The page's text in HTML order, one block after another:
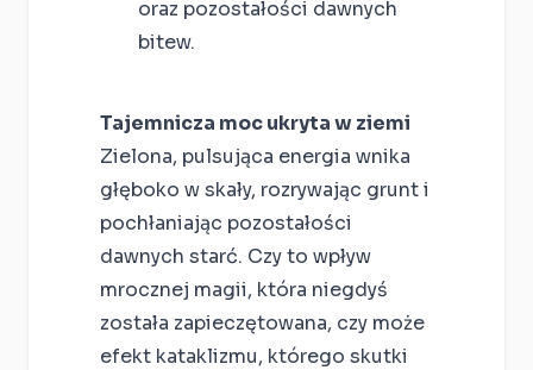
oraz pozostałości dawnych
bitew.
Tajemnicza moc ukryta w ziemi
Zielona, pulsująca energia wnika
głęboko w skały, rozrywając grunt i
pochłaniając pozostałości
dawnych starć. Czy to wpływ
mrocznej magii, która niegdyś
została zapieczętowana, czy może
efekt kataklizmu, którego skutki